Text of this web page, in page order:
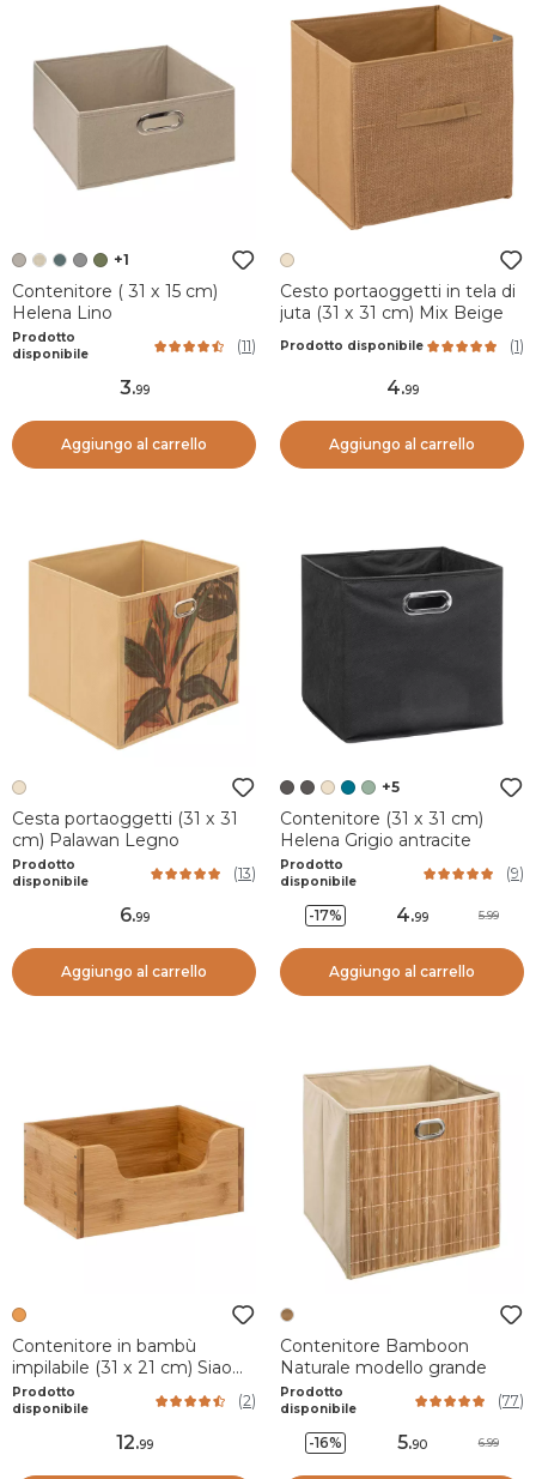
+1
Contenitore ( 31 x 15 cm)
Helena Lino
Prodotto
disponibile
(11)
3.99
Aggiungo al carrello
Cesto portaoggetti in tela di
juta (31 x 31 cm) Mix Beige
Prodotto disponibile (1)
4.99
Aggiungo al carrello
Cesta portaoggetti (31 x 31
cm) Palawan Legno
Prodotto
disponibile
(13)
6.99
Aggiungo al carrello
+5
Contenitore (31 x 31 cm)
Helena Grigio antracite
Prodotto
disponibile
(9)
-17% 4.99 5.99
Aggiungo al carrello
Contenitore in bambù
impilabile (31 x 21 cm) Siao
Naturale
Prodotto
disponibile
(2)
12.99
Contenitore Bamboon
Naturale modello grande
Prodotto
disponibile
(77)
-16% 5.90 6.99